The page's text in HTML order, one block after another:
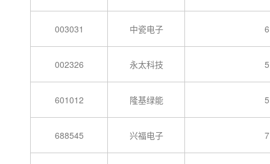
003031 中瓷电子 6
002326 永太科技 5
601012 隆基绿能 5
688545 兴福电子 7